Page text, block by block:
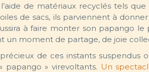
de matériaux recyclés tels
de sacs, ils parviennent à
à faire monter son papango
un moment de partage, de joie
de ces instants suspendus
papango » virevoltants. Un